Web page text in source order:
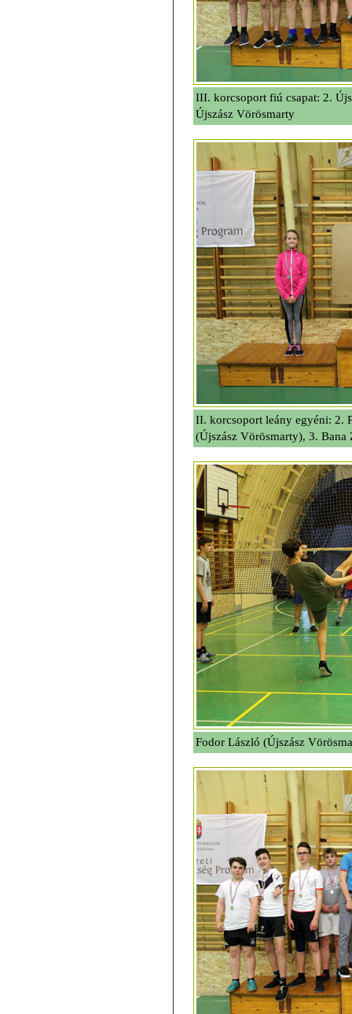
III. korcsoport fiú csapat: 2.
Újszász Vörösmarty
II. korcsoport leány egyéni: 2.
(Újszász Vörösmarty), 3.
Fodor László (Újszász